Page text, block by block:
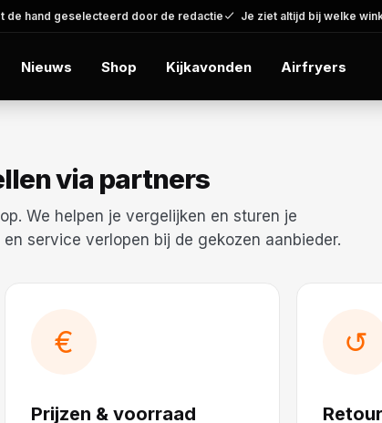
de hand geselecteerd door de redactie Je ziet altijd bij welke
Nieuws Shop Kijkavonden Airfryers
via partners
We helpen je vergelijken en sturen je
service verlopen bij de gekozen aanbieder.
€
Prijzen & voorraad
↺